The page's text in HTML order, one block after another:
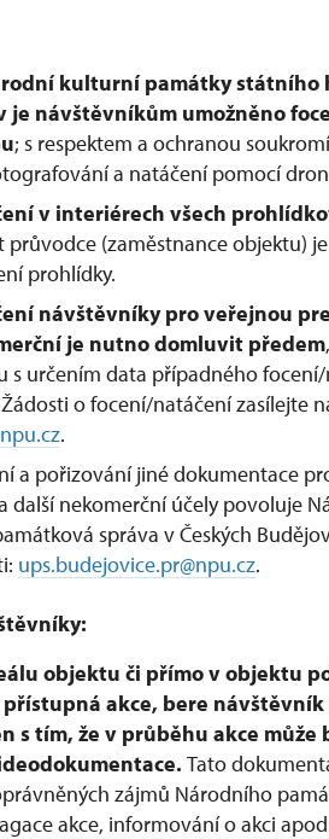
kulturní památky státního
je návštěvníkům umožněno
; s respektem a ochranou
a natáčení pomocí
v interiérech všech
průvodce (zaměstnance objektu)
prohlídky.
návštěvníky pro veřejnou
je nutno domluvit předem
s určením data případného
o focení/natáčení zasílejte
.
a pořizování jiné dokumentace
další nekomerční účely povoluje
správa v Českých
ups.budejovice.pr@npu.cz.
objektu či přímo v objektu
akce, bere
s tím, že v průběhu akce
Tato
zájmů Národního
akce, informování o akci